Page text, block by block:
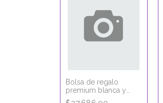
Bolsa de regalo
premium blanca y
dorada + Tag